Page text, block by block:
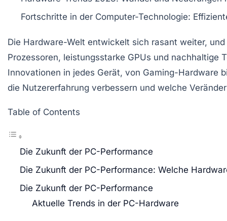
Fortschritte in der Computer-Technologie:
Die Hardware-Welt entwickelt sich rasant weiter,
Prozessoren, leistungsstarke GPUs und nachhaltige
Innovationen in jedes Gerät, von Gaming-Hardware
die Nutzererfahrung verbessern und welche
Table of Contents
Die Zukunft der PC-Performance
Die Zukunft der PC-Performance: Welche
Die Zukunft der PC-Performance
Aktuelle Trends in der PC-Hardware